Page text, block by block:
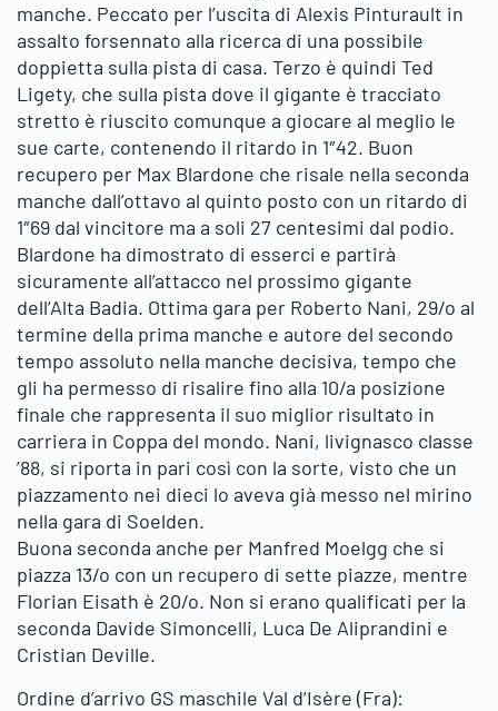
manche. Peccato per l’uscita di Alexis Pinturault in
assalto forsennato alla ricerca di una possibile
doppietta sulla pista di casa. Terzo è quindi Ted
Ligety, che sulla pista dove il gigante è tracciato
stretto è riuscito comunque a giocare al meglio le
sue carte, contenendo il ritardo in 1″42. Buon
recupero per Max Blardone che risale nella seconda
manche dall’ottavo al quinto posto con un ritardo di
1″69 dal vincitore ma a soli 27 centesimi dal podio.
Blardone ha dimostrato di esserci e partirà
sicuramente all’attacco nel prossimo gigante
dell’Alta Badia. Ottima gara per Roberto Nani, 29/o al
termine della prima manche e autore del secondo
tempo assoluto nella manche decisiva, tempo che
gli ha permesso di risalire fino alla 10/a posizione
finale che rappresenta il suo miglior risultato in
carriera in Coppa del mondo. Nani, livignasco classe
’88, si riporta in pari così con la sorte, visto che un
piazzamento nei dieci lo aveva già messo nel mirino
nella gara di Soelden.
Buona seconda anche per Manfred Moelgg che si
piazza 13/o con un recupero di sette piazze, mentre
Florian Eisath è 20/o. Non si erano qualificati per la
seconda Davide Simoncelli, Luca De Aliprandini e
Cristian Deville.
Ordine d’arrivo GS maschile Val d’Isère (Fra):